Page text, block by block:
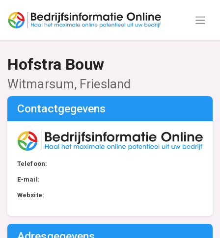
Hofstra Bouw
Witmarsum, Friesland
Contactgegevens
Telefoon:
E-mail:
Website: